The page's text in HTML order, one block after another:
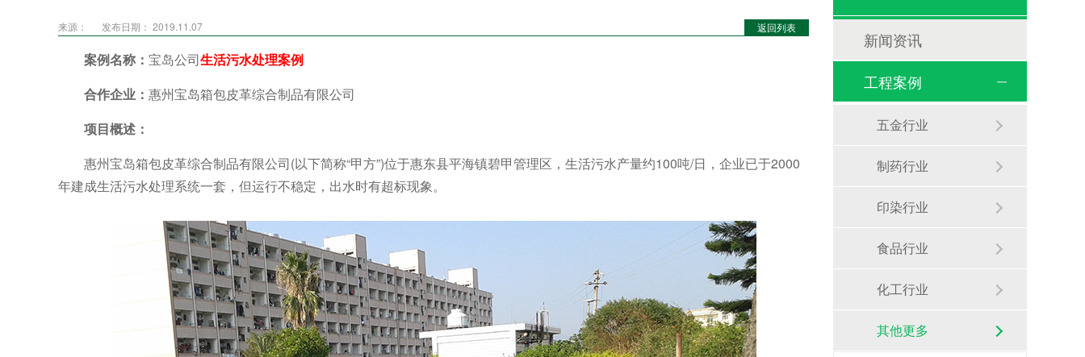
返回列表
来源： 发布日期： 2019.11.07
案例名称： 宝岛公司生活污水处理案例
合作企业： 惠州宝岛箱包皮革综合制品有限公司
项目概述：
惠州宝岛箱包皮革综合制品有限公司(以下简称“甲方”)位于惠东县平海镇碧甲管理区，生活污水产量约100吨/日，企业已于2000
年建成生活污水处理系统一套，但运行不稳定，出水时有超标现象。
新闻资讯
工程案例
五金行业
制药行业
印染行业
食品行业
化工行业
其他更多